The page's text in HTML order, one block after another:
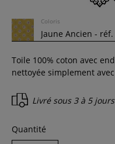
Coloris
Toile 100% coton avec
nettoyée simplement
Livré sous 3 à 5
Quantité